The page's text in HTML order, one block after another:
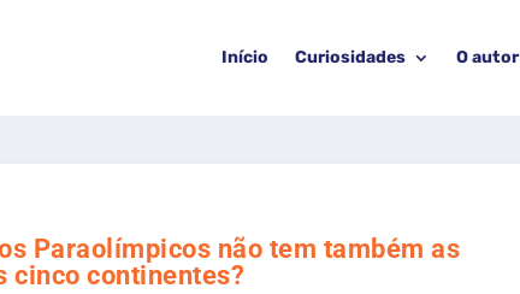
Início Curiosidades O autor
Paraolímpicos não tem também as
cinco continentes?